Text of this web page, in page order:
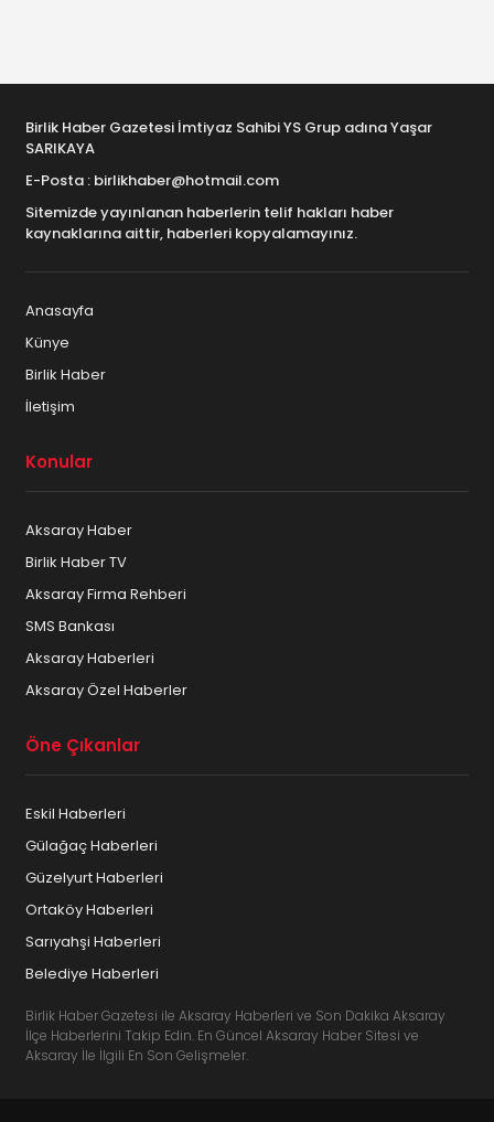
Birlik Haber Gazetesi İmtiyaz Sahibi YS Grup adına Yaşar
SARIKAYA
E-Posta : birlikhaber@hotmail.com
Sitemizde yayınlanan haberlerin telif hakları haber
kaynaklarına aittir, haberleri kopyalamayınız.
Anasayfa
Künye
Birlik Haber
İletişim
Konular
Aksaray Haber
Birlik Haber TV
Aksaray Firma Rehberi
SMS Bankası
Aksaray Haberleri
Aksaray Özel Haberler
Öne Çıkanlar
Eskil Haberleri
Gülağaç Haberleri
Güzelyurt Haberleri
Ortaköy Haberleri
Sarıyahşi Haberleri
Belediye Haberleri
Birlik Haber Gazetesi ile Aksaray Haberleri ve Son Dakika Aksaray
İlçe Haberlerini Takip Edin. En Güncel Aksaray Haber Sitesi ve
Aksaray İle İlgili En Son Gelişmeler.